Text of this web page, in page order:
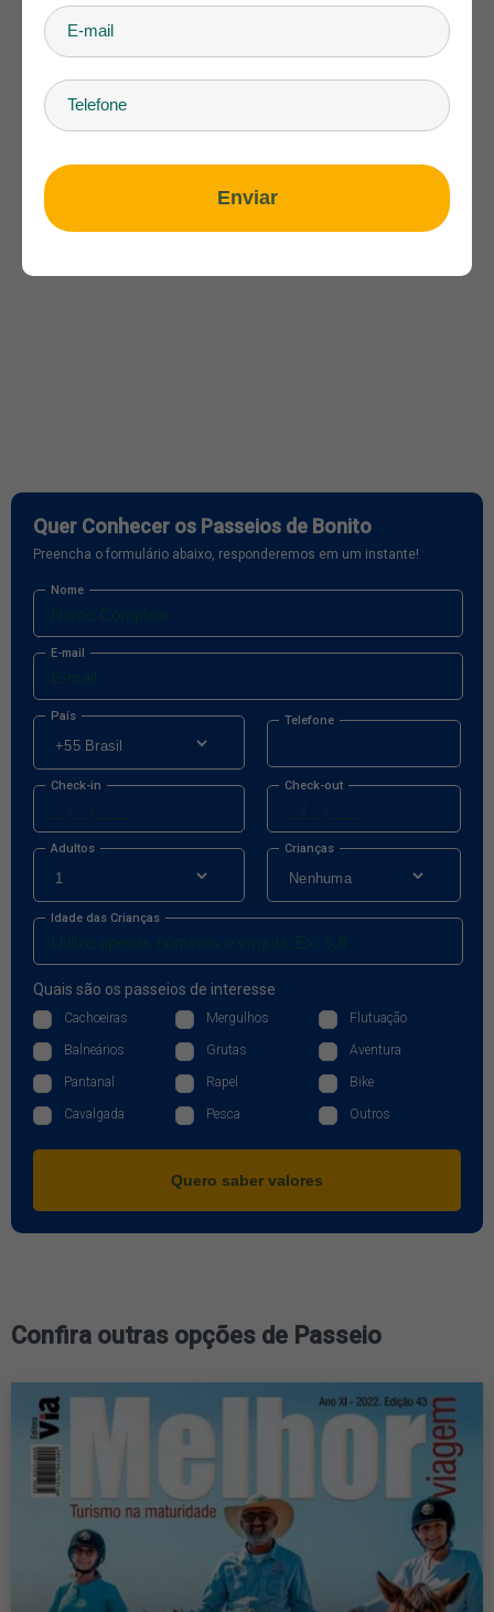
Quer Conhecer os Passeios de Bonito
Preencha o formulário abaixo, responderemos em um instante!
Nome
E-mail
País Telefone
Check-in Check-out
Adultos Crianças
Idade das Crianças
Quais são os passeios de interesse
Cachoeiras Mergulhos Flutuação
Balneários Grutas Aventura
Pantanal Rapel Bike
Cavalgada Pesca Outros
Quero saber valores
Confira outras opções de Passeio
Enviar